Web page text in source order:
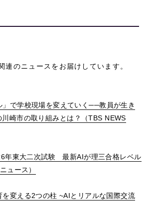
連のニュースをお届けしています。
」で学校現場を変えていく──教員が生き
崎市の取り組みとは？（TBS NEWS
年東大二次試験 最新AIが理三合格レベル
ュース）
を変える2つの柱 ~AIとリアルな国際交流